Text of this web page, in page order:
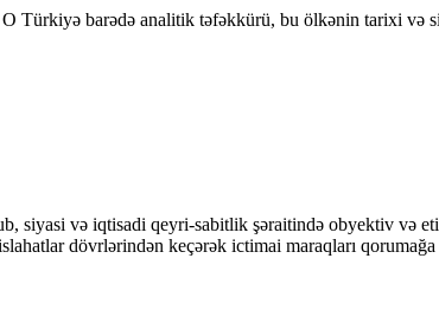
Türkiyə barədə analitik təfəkkürü, bu ölkənin tarixi və
siyasi və iqtisadi qeyri-sabitlik şəraitində obyektiv və
dövrlərindən keçərək ictimai maraqları qorumağa